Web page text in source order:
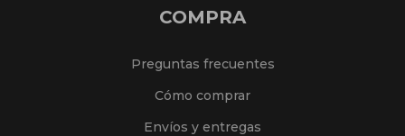
COMPRA
Preguntas frecuentes
Cómo comprar
Envíos y entregas